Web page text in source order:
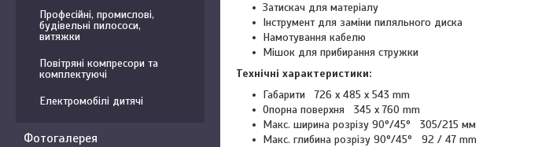
Затискач для матеріалу
Інструмент для заміни пиляльного диска
Намотування кабелю
Мішок для прибирання стружки
Технічні характеристики:
Габарити 726 x 485 x 543 mm
Опорна поверхня 345 x 760 mm
Макс. ширина розрізу 90°/45° 305/215 мм
Макс. глибина розрізу 90°/45° 92 / 47 mm
Професійні, промислові,
будівельні пилососи,
витяжки
Повітряні компресори та
комплектуючі
Електромобілі дитячі
Фотогалерея